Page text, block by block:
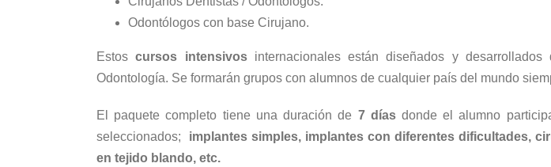
Odontólogos con base Cirujano.
Estoscursos intensivosinternacionales están diseñados y
Odontología. Se formarán grupos con alumnos de cualquier país del mundo
El paquete completo tiene una duración de 7 díasdonde el alumno
seleccionados; implantes simples, implantes con diferentes dificultades,
en tejido blando, etc.